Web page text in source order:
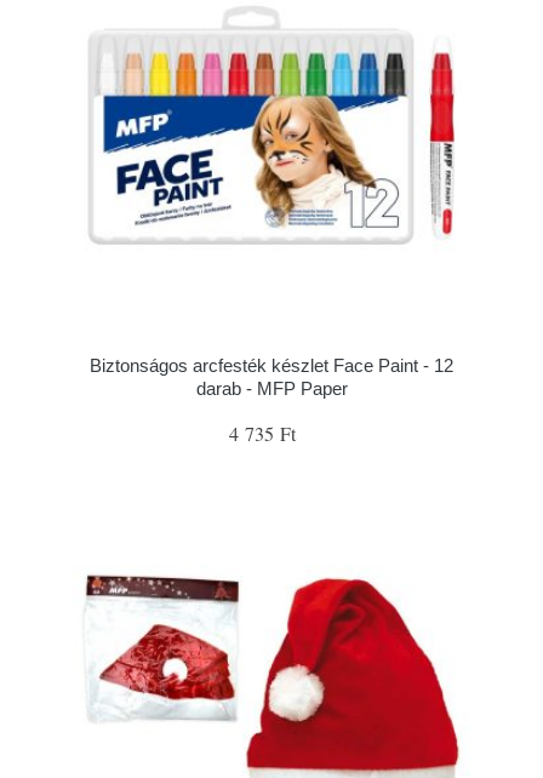
Biztonságos arcfesték készlet Face Paint - 12
darab - MFP Paper
4 735 Ft